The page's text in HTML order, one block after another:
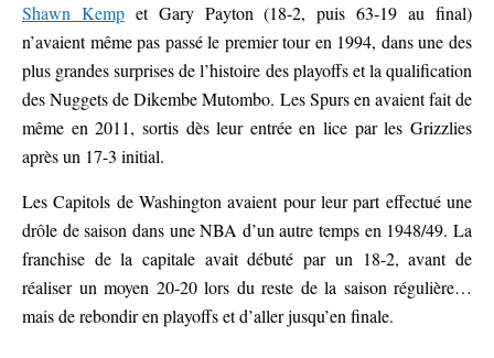
Shawn Kempet Gary Payton (18-2, puis 63-19 au final)
n’avaient même pas passé le premier tour en 1994, dans une des
plus grandes surprises de l’histoire des playoffs et la qualification
des Nuggets de Dikembe Mutombo. Les Spurs en avaient fait de
même en 2011, sortis dès leur entrée en lice par les Grizzlies
après un 17-3 initial.
Les Capitols de Washington avaient pour leur part effectué une
drôle de saison dans une NBA d’un autre temps en 1948/49. La
franchise de la capitale avait débuté par un 18-2, avant de
réaliser un moyen 20-20 lors du reste de la saison régulière…
mais de rebondir en playoffs et d’aller jusqu’en finale.